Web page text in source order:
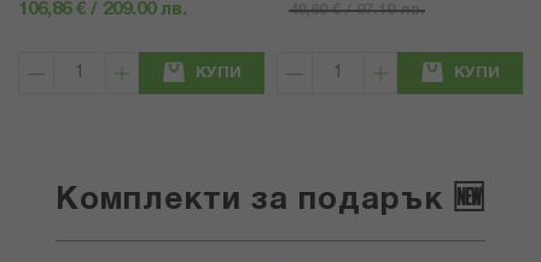
106,86 € / 209.00 лв.
КУПИ
49,69 € / 97.19 лв.
КУПИ
Комплекти за подарък 🆕